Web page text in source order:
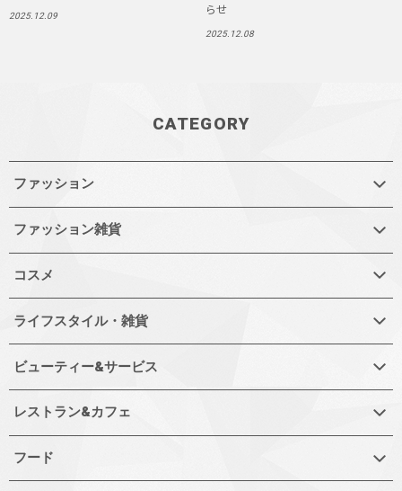
2025.12.09
らせ
2025.12.08
CATEGORY
ファッション
ファッション雑貨
コスメ
ライフスタイル・雑貨
ビューティー&サービス
レストラン&カフェ
フード